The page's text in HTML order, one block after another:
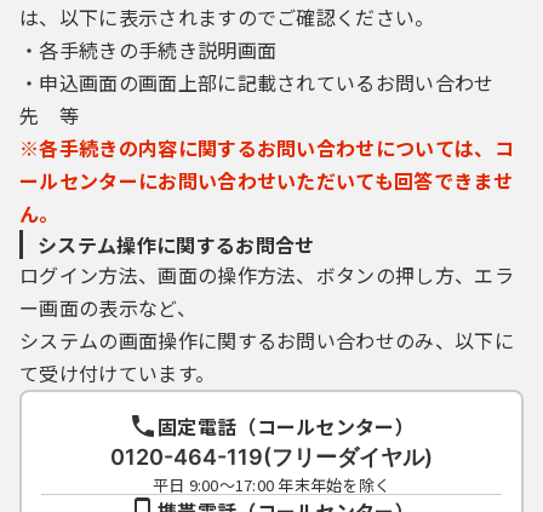
は、以下に表示されますのでご確認ください。
・各手続きの手続き説明画面
・申込画面の画面上部に記載されているお問い合わせ
先 等
※各手続きの内容に関するお問い合わせについては、コ
ールセンターにお問い合わせいただいても回答できませ
ん。
システム操作に関するお問合せ
ログイン方法、画面の操作方法、ボタンの押し方、エラ
ー画面の表示など、
システムの画面操作に関するお問い合わせのみ、以下に
て受け付けています。
固定電話（コールセンター）
0120-464-119(フリーダイヤル)
平日 9:00～17:00 年末年始を除く